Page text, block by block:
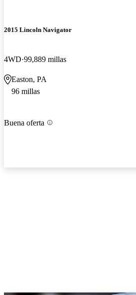
2015 Lincoln Navigator
4WD 99,889 millas
Easton, PA
96 millas
Buena oferta